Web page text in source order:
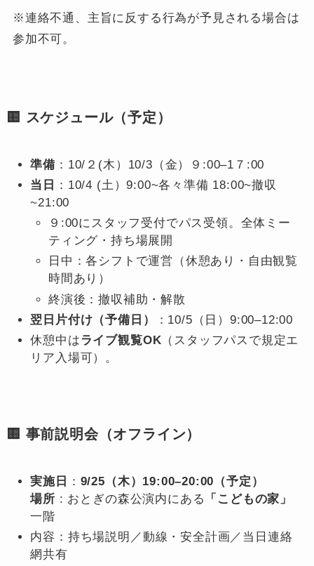
※連絡不通、主旨に反する行為が予見される場合は
参加不可。
🟨 スケジュール（予定）
準備 ：10/２(木）10/3（金）９:00–1７:00
当日
：10/4 (土）9:00~各々準備 18:00~撤収
~21:00
９:00にスタッフ受付でパス受領。全体ミー
ティング・持ち場展開
日中：各シフトで運営（休憩あり・自由観覧
時間あり）
終演後：撤収補助・解散
翌日片付け（予備日）
：10/5（日）9:00–12:00
休憩中はライブ観覧OK （スタッフパスで規定エ
リア入場可）。
🟨 事前説明会（オフライン）
実施日 ： 9/25（木）19:00–20:00（予定）
場所 : おとぎの森公演内にある
「こどもの家」
一階
内容：持ち場説明／動線・安全計画／当日連絡
網共有